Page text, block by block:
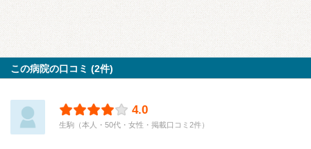
この病院の口コミ (2件)
4.0
生駒（本人・50代・女性・掲載口コミ2件）